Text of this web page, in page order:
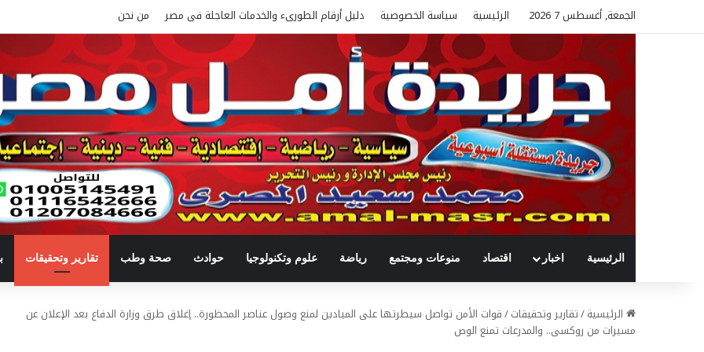
الجمعة, أغسطس 7 2026 الرئيسية سياسة الخصوصية دليل أرقام الطورىء والخدمات العاجلة فى مصر من نحن
الرئيسية اخبار اقتصاد منوعات ومجتمع رياضة علوم وتكنولوجيا حوادث صحة وطب تقارير وتحقيقات
الرئيسية/تقارير وتحقيقات/قوات الأمن تواصل سيطرتها على الميادين لمنع وصول عناصر المحظورة.. إغلاق طرق وزارة الدفاع بعد الإعلان عن
مسيرات من روكسى.. والمدرعات تمنع الوص